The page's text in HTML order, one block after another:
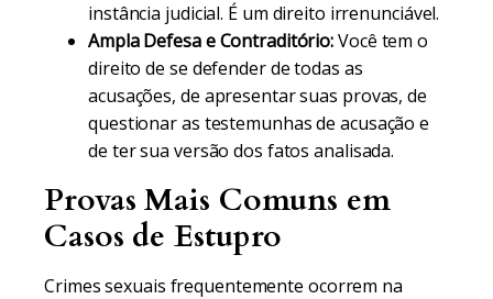
instância judicial. É um direito irrenunciável.
Ampla Defesa e Contraditório:Você tem o
direito de se defender de todas as
acusações, de apresentar suas provas, de
questionar as testemunhas de acusação e
de ter sua versão dos fatos analisada.
Provas Mais Comuns em
Casos de Estupro
Crimes sexuais frequentemente ocorrem na